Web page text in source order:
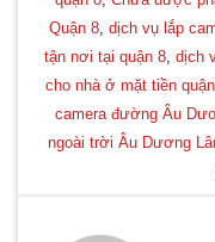
Quận 8 dịch vụ lắp
tận nơi tại quận 8, dịch
cho nhà ở mặt tiền
camera đường Âu
ngoài trời Âu Dương